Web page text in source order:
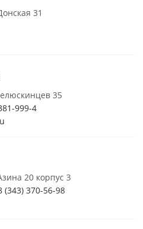
31
35
999-4
20 корпус 3
(343) 370-56-98